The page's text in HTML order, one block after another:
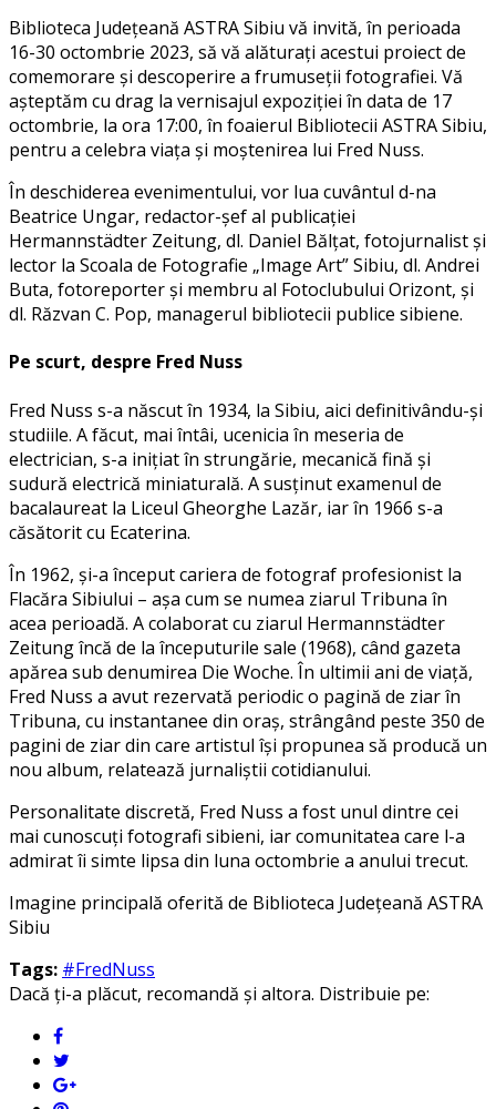
Biblioteca Județeană ASTRA Sibiu vă invită, în perioada
16-30 octombrie 2023, să vă alăturați acestui proiect de
comemorare și descoperire a frumuseții fotografiei. Vă
așteptăm cu drag la vernisajul expoziției în data de 17
octombrie, la ora 17:00, în foaierul Bibliotecii ASTRA Sibiu,
pentru a celebra viața și moștenirea lui Fred Nuss.
În deschiderea evenimentului, vor lua cuvântul d-na
Beatrice Ungar, redactor-șef al publicației
Hermannstädter Zeitung, dl. Daniel Bălțat, fotojurnalist și
lector la Scoala de Fotografie „Image Art” Sibiu, dl. Andrei
Buta, fotoreporter și membru al Fotoclubului Orizont, și
dl. Răzvan C. Pop, managerul bibliotecii publice sibiene.
Pe scurt, despre Fred Nuss
Fred Nuss s-a născut în 1934, la Sibiu, aici definitivându-și
studiile. A făcut, mai întâi, ucenicia în meseria de
electrician, s-a inițiat în strungărie, mecanică fină și
sudură electrică miniaturală. A susținut examenul de
bacalaureat la Liceul Gheorghe Lazăr, iar în 1966 s-a
căsătorit cu Ecaterina.
În 1962, și-a început cariera de fotograf profesionist la
Flacăra Sibiului – așa cum se numea ziarul Tribuna în
acea perioadă. A colaborat cu ziarul Hermannstädter
Zeitung încă de la începuturile sale (1968), când gazeta
apărea sub denumirea Die Woche. În ultimii ani de viață,
Fred Nuss a avut rezervată periodic o pagină de ziar în
Tribuna, cu instantanee din oraș, strângând peste 350 de
pagini de ziar din care artistul își propunea să producă un
nou album, relatează jurnaliștii cotidianului.
Personalitate discretă, Fred Nuss a fost unul dintre cei
mai cunoscuți fotografi sibieni, iar comunitatea care l-a
admirat îi simte lipsa din luna octombrie a anului trecut.
Imagine principală oferită de Biblioteca Județeană ASTRA
Sibiu
Tags: #FredNuss
Dacă ți-a plăcut, recomandă și altora. Distribuie pe: